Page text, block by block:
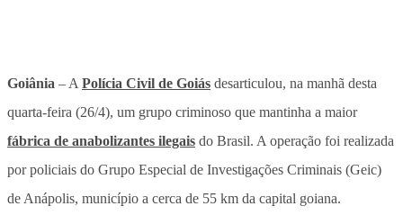
Goiânia – A Polícia Civil de Goiás desarticulou, na manhã desta
quarta-feira (26/4), um grupo criminoso que mantinha a maior
fábrica de anabolizantes ilegais do Brasil. A operação foi realizada
por policiais do Grupo Especial de Investigações Criminais (Geic)
de Anápolis, município a cerca de 55 km da capital goiana.